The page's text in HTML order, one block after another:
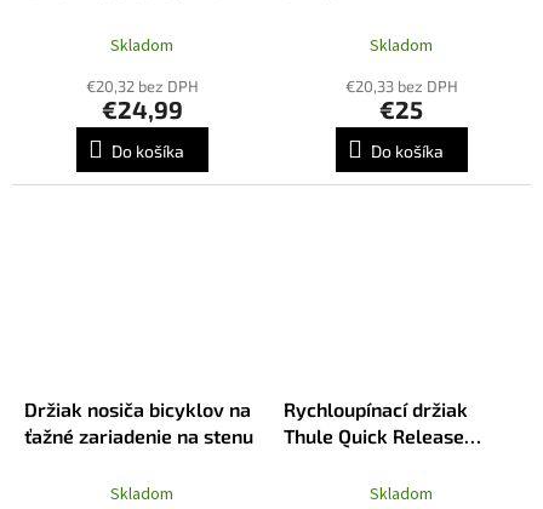
Skladom
€20,32 bez DPH
€24,99
Do košíka
Skladom
€20,33 bez DPH
€25
Do košíka
Držiak nosiča bicyklov na
ťažné zariadenie na stenu
Skladom
Rychloupínací držiak
Thule Quick Release
Skladom